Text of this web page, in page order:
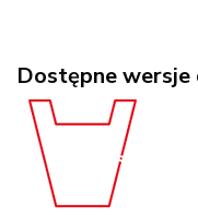
Dostępne wersje